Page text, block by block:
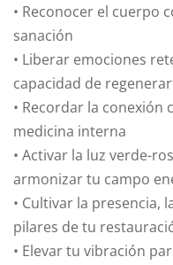
• Reconocer el cuerpo
sanación
• Liberar emociones
capacidad de
• Recordar la
medicina interna
• Activar la luz verde-
armonizar tu campo
• Cultivar la presencia,
pilares de tu
• Elevar tu vibración